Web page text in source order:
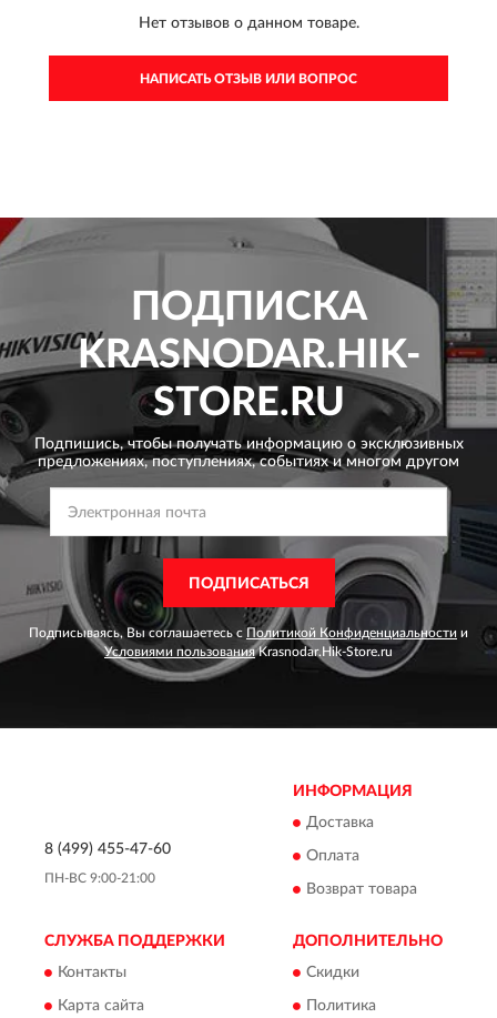
Нет отзывов о данном товаре.
НАПИСАТЬ ОТЗЫВ ИЛИ ВОПРОС
ПОДПИСКА
KRASNODAR.HIK-
STORE.RU
Подпишись, чтобы получать информацию о эксклюзивных
предложениях,поступлениях, событиях и многом другом
ПОДПИСАТЬСЯ
Подписываясь, Вы соглашаетесь с Политикой Конфиденциальности и
Условиями пользованияKrasnodar.Hik-Store.ru
8 (499) 455-47-60
ПН-ВС 9:00-21:00
ИНФОРМАЦИЯ
Доставка
Оплата
Возврат товара
СЛУЖБА ПОДДЕРЖКИ
Контакты
Карта сайта
ДОПОЛНИТЕЛЬНО
Скидки
Политика